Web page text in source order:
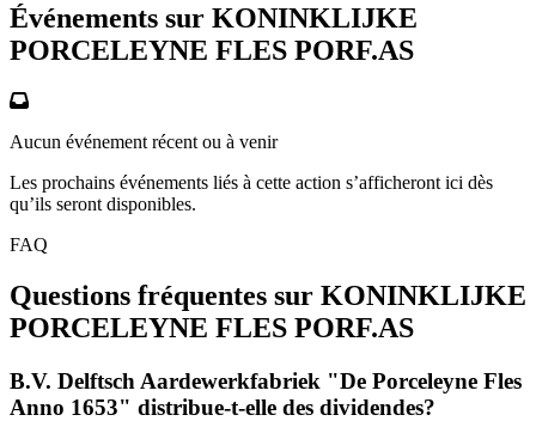
Événements sur KONINKLIJKE
PORCELEYNE FLES PORF.AS
Aucun événement récent ou à venir
Les prochains événements liés à cette action s’afficheront ici dès
qu’ils seront disponibles.
FAQ
Questions fréquentes sur KONINKLIJKE
PORCELEYNE FLES PORF.AS
B.V. Delftsch Aardewerkfabriek "De Porceleyne Fles
Anno 1653" distribue-t-elle des dividendes?